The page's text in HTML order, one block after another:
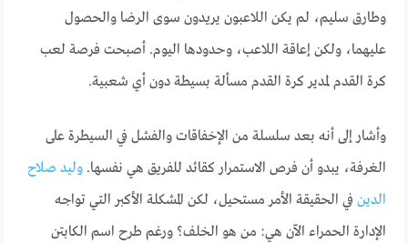
وطارق سليم، لم يكن اللاعبون يريدون سوى الرضا والحصول
عليهما، ولكن إعاقة اللاعب، وحدودها اليوم. أصبحت فرصة لعب
كرة القدم لمدير كرة القدم مسألة بسيطة دون أي شعبية.
وأشار إلى أنه بعد سلسلة من الإخفاقات والفشل في السيطرة على
الغرفة، يبدو أن فرص الاستمرار كقائد للفريق هي نفسها.وليد صلاح
الدين في الحقيقة الأمر مستحيل، لكن المشكلة الأكبر التي تواجه
الإدارة الحمراء الآن هي: من هو الخلف؟ ورغم طرح اسم الكابتن